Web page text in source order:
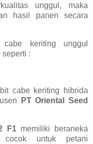
unggul, maka
hasil panen secara
keriting unggul
seperti :
cabe keriting hibrida
PT Oriental Seed
F1memiliki beraneka
cocok untuk petani